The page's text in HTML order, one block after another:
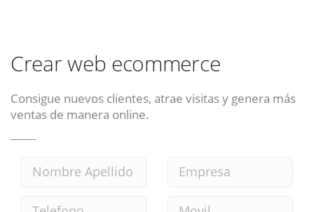
Crear web ecommerce
Consigue nuevos clientes, atrae visitas y genera más
ventas de manera online.